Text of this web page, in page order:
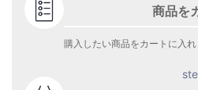
商品を
購入したい商品をカートに入れ